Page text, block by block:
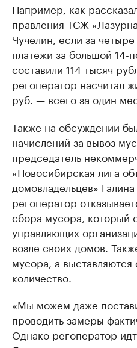
Например, как
правления ТСЖ
Чучелин, если за
платежи за большой 14-
составили 114 тысяч
регоператор насчитал
руб. — всего за один
Также на обсуждении
начислений за вывоз
председатель
«Новосибирская лига
домовладельцев»
регоператор
сбора мусора, который
управляющих
возле своих домов.
мусора, а выставляются
количество.
«Мы можем даже
проводить замеры
Однако регоператор